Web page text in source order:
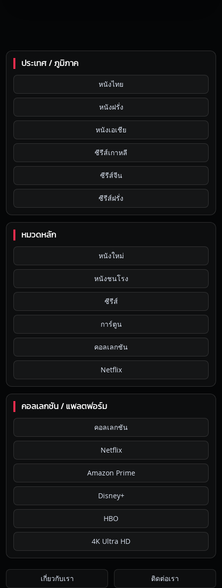
ประเทศ / ภูมิภาค
หนังไทย
หนังฝรั่ง
หนังเอเชีย
ซีรีส์เกาหลี
ซีรีส์จีน
ซีรีส์ฝรั่ง
หมวดหลัก
หนังใหม่
หนังชนโรง
ซีรีส์
การ์ตูน
คอลเลกชัน
Netflix
คอลเลกชัน / แพลตฟอร์ม
คอลเลกชัน
Netflix
Amazon Prime
Disney+
HBO
4K Ultra HD
เกี่ยวกับเรา ติดต่อเรา